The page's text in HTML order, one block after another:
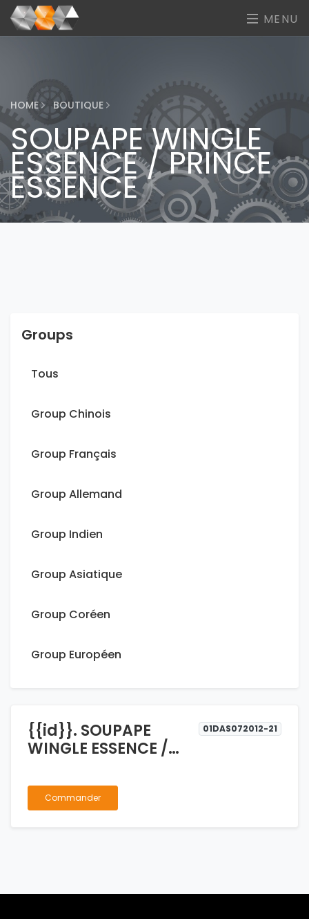
MENU
HOME BOUTIQUE
SOUPAPE WINGLE
ESSENCE / PRINCE
ESSENCE
Groups
Tous
Group Chinois
Group Français
Group Allemand
Group Indien
Group Asiatique
Group Coréen
Group Européen
{{id}}. SOUPAPE
WINGLE ESSENCE /
01DAS072012-21
Commander